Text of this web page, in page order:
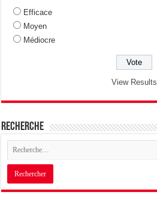
Efficace
Moyen
Médiocre
View Results
Recherche